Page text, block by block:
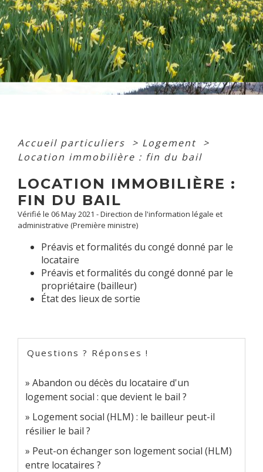
Accueil particuliers > Logement >
Location immobilière : fin du bail
LOCATION IMMOBILIÈRE :
FIN DU BAIL
Vérifié le 06 May 2021 - Direction de l'information légale et
administrative (Première ministre)
Préavis et formalités du congé donné par le
locataire
Préavis et formalités du congé donné par le
propriétaire (bailleur)
État des lieux de sortie
Questions ? Réponses !
Abandon ou décès du locataire d'un
logement social : que devient le bail ?
Logement social (HLM) : le bailleur peut-il
résilier le bail ?
Peut-on échanger son logement social (HLM)
entre locataires ?